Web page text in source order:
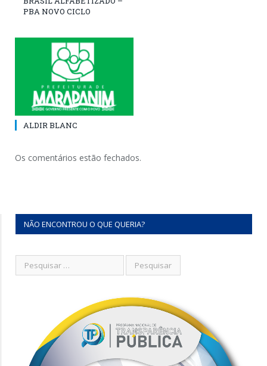
PBA NOVO CICLO
ALDIR BLANC
Os comentários estão fechados.
NÃO ENCONTROU O QUE QUERIA?